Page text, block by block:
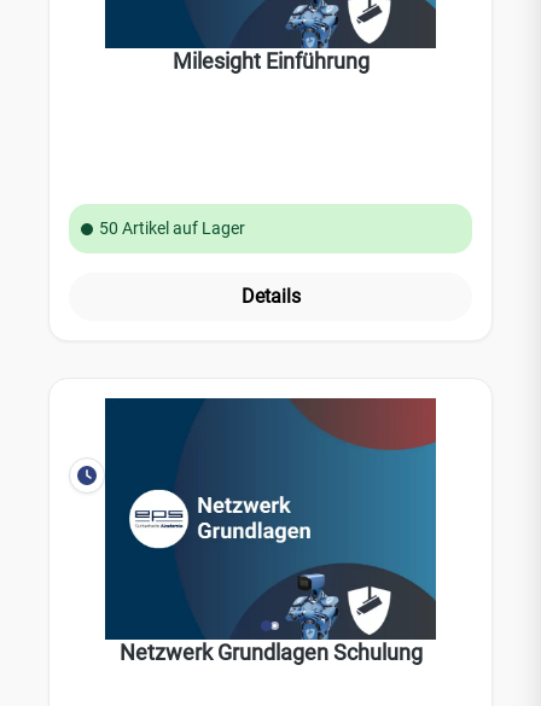
Milesight Einführung
50 Artikel auf Lager
Details
Netzwerk Grundlagen Schulung